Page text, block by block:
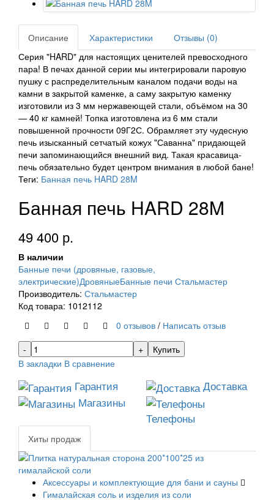
Описание Характеристики
Отзывы (0)
Серия "HARD" для настоящих ценителей превосходного
пара! В печах данной серии мы интегрировали паровую
пушку с распределительным каналом подачи воды на
камни в закрытой каменке, а саму закрытую каменку
изготовили из 3 мм нержавеющей стали, объёмом на 30
— 40 кг камней! Топка изготовлена из 6 мм стали
повышенной прочности 09Г2С. Обрамляет эту чудесную
печь изысканный сетчатый кожух "Саванна" придающей
печи запоминающийся внешний вид. Такая красавица-
печь обязательно будет центром внимания в любой бане!
Теги: Банная печь HARD 28M
Банная печь HARD 28M
49 400 р.
В наличии
Банные печи (дровяные, газовые,
электрические)ДровяныеБанные печи Стальмастер
Производитель: Стальмастер
Код товара: 1012112
0 отзывов / Написать отзыв
Купить
В закладки В сравнение
Гарантия
Доставка
Магазины
Телефоны
Хиты продаж
Аксессуары и комплектующие для бани и сауны
Гималайская соль и изделия из соли